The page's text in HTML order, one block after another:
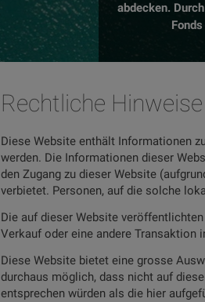
abdecken.
Rechtliche Hinweise
Diese Website enthält Informationen
werden. Die Informationen dieser
den Zugang zu dieser Website
verbietet. Personen, auf die solche
Die auf dieser Website
Verkauf oder eine andere Transaktion
Diese Website bietet eine grosse
durchaus möglich, dass nicht auf
entsprechen würden als die hier